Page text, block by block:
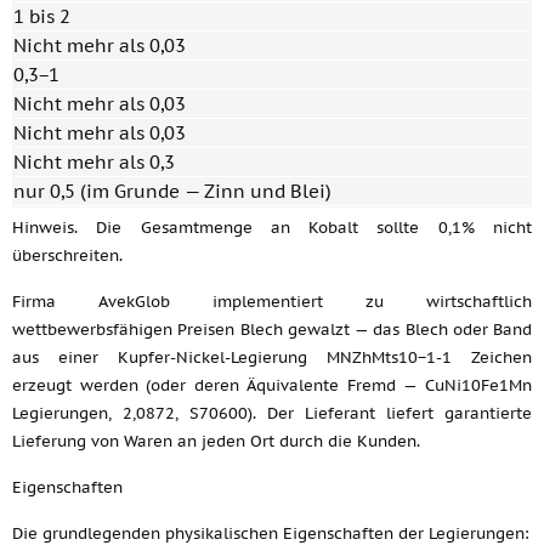
1 bis 2
Nicht mehr als 0,03
0,3−1
Nicht mehr als 0,03
Nicht mehr als 0,03
Nicht mehr als 0,3
nur 0,5 (im Grunde — Zinn und Blei)
Hinweis. Die Gesamtmenge an Kobalt sollte 0,1% nicht
überschreiten.
Firma AvekGlob implementiert zu wirtschaftlich
wettbewerbsfähigen Preisen Blech gewalzt — das Blech oder Band
aus einer Kupfer-Nickel-Legierung MNZhMts10−1-1 Zeichen
erzeugt werden (oder deren Äquivalente Fremd — CuNi10Fe1Mn
Legierungen, 2,0872, S70600). Der Lieferant liefert garantierte
Lieferung von Waren an jeden Ort durch die Kunden.
Eigenschaften
Die grundlegenden physikalischen Eigenschaften der Legierungen: